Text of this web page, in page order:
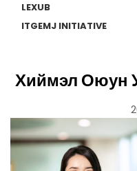
LEXUB
ITGEMJ INITIATIVE
Хиймэл Оюун